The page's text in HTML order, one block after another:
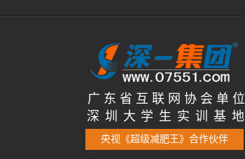
广 东 省 互 联 网 协 会 单 位
深 圳 大 学 生 实 训 基 地
央视《超级减肥王》合作伙伴